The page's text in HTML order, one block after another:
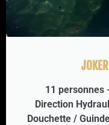
11 personnes
Direction
Douchette /